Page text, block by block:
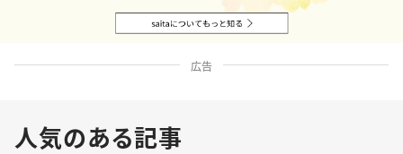
広告
人気のある記事